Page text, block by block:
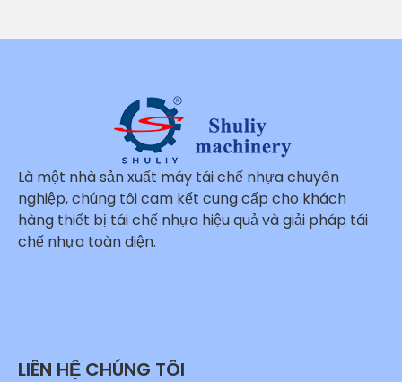
Là một nhà sản xuất máy tái chế nhựa chuyên
nghiệp, chúng tôi cam kết cung cấp cho khách
hàng thiết bị tái chế nhựa hiệu quả và giải pháp tái
chế nhựa toàn diện.
LIÊN HỆ CHÚNG TÔI